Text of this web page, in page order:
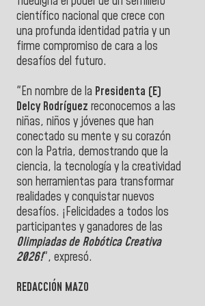
científico nacional que crece con
una profunda identidad patria y un
firme compromiso de cara a los
desafíos del futuro.
"En nombre de la Presidenta (E)
Delcy Rodríguez reconocemos a las
niñas, niños y jóvenes que han
conectado su mente y su corazón
con la Patria, demostrando que la
ciencia, la tecnología y la creatividad
son herramientas para transformar
realidades y conquistar nuevos
desafíos. ¡Felicidades a todos los
participantes y ganadores de las
Olimpiadas de Robótica Creativa
2026!", expresó.
REDACCIÓN MAZO